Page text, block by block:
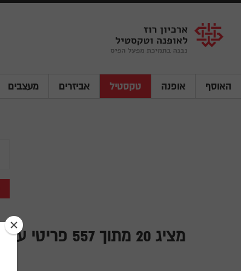
Shenkar
Logo
האוסף אופנה טקסטיל אביזרים מעצבים
מציג 20 מתוך 557 פריטי עיצוב